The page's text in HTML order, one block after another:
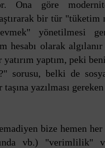
Ona göre
bir tür "tüketim
yönetilmesi
hesabı olarak
yaptım, peki
sorusu, belki de
yazılması
bize hemen her
vb.) "verimlilik"